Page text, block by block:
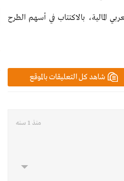
المالية، بالاكتتاب في أسهم الطرح
شاهد كل التعليقات بالموقع
منذ 1 سنه